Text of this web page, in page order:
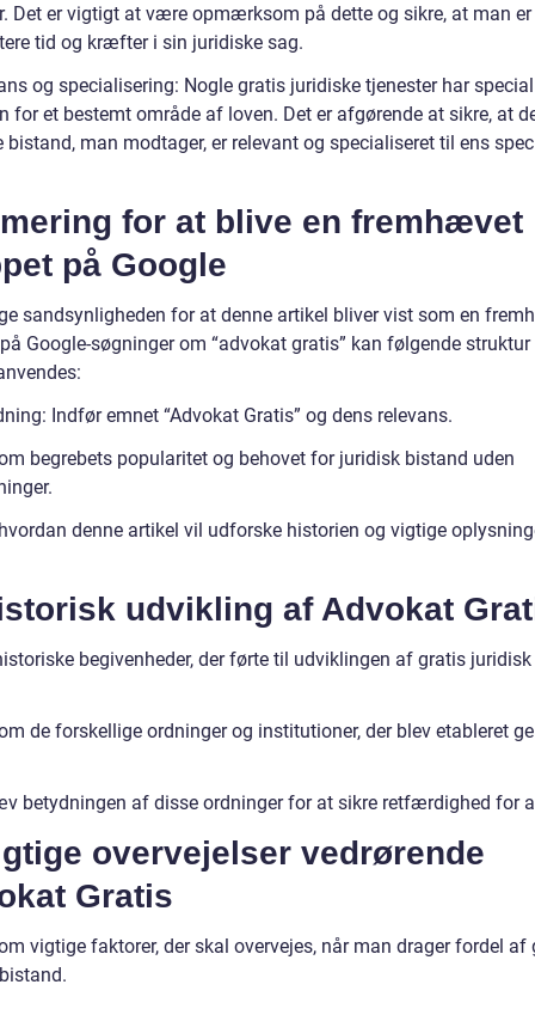
Det er vigtigt at være opmærksom på dette og sikre, at man
tid og kræfter i sin juridiske sag.
og specialisering: Nogle gratis juridiske tjenester har
for et bestemt område af loven. Det er afgørende at sikre, at
bistand, man modtager, er relevant og specialiseret til ens
for at blive en fremhævet
på Google
sandsynligheden for at denne artikel bliver vist som en
Google-søgninger om “advokat gratis” kan følgende struktur
Indfør emnet “Advokat Gratis” og dens relevans.
begrebets popularitet og behovet for juridisk bistand uden
denne artikel vil udforske historien og vigtige
udvikling af Advokat
begivenheder, der førte til udviklingen af gratis juridisk
de forskellige ordninger og institutioner, der blev etableret
betydningen af disse ordninger for at sikre retfærdighed for
overvejelser vedrørende
Gratis
vigtige faktorer, der skal overvejes, når man drager fordel af